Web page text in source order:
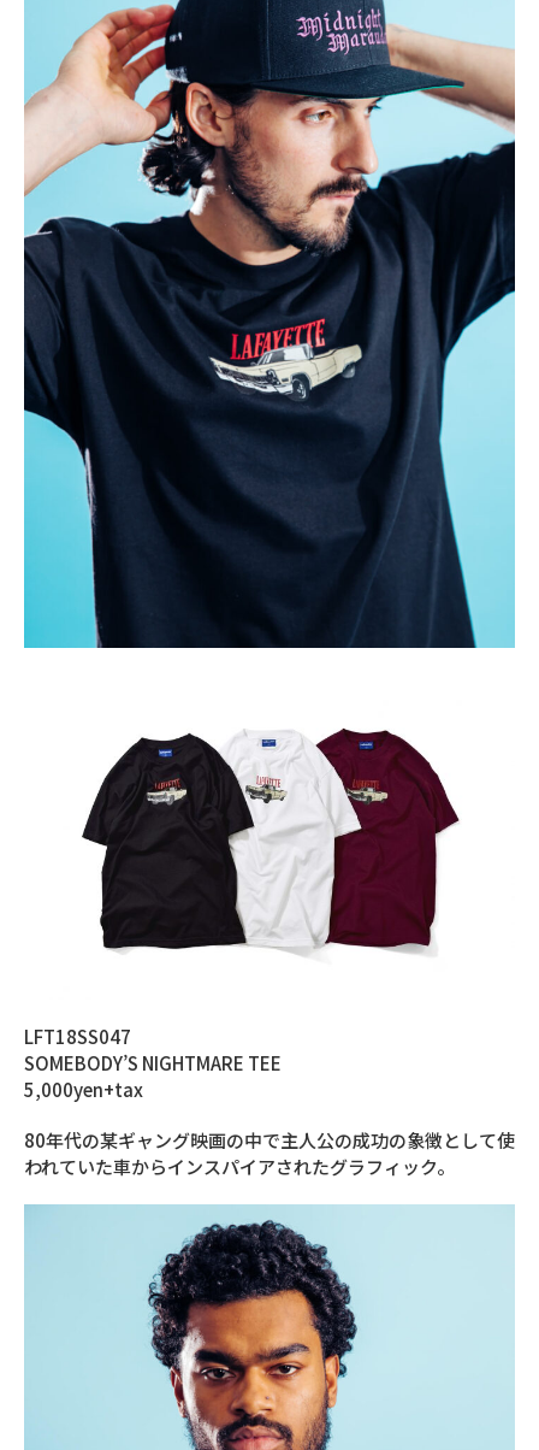
LFT18SS047
SOMEBODY’S NIGHTMARE TEE
5,000yen+tax
80年代の某ギャング映画の中で主人公の成功の象徴として使
われていた車からインスパイアされたグラフィック。